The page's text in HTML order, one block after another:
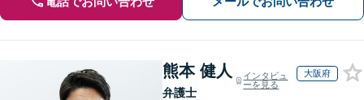
熊本 健人
弁護士
インタビュ
ーを見る
大阪府